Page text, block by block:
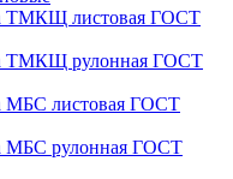
ТМКЩ листовая ГОСТ
ТМКЩ рулонная ГОСТ
МБС листовая ГОСТ
МБС рулонная ГОСТ